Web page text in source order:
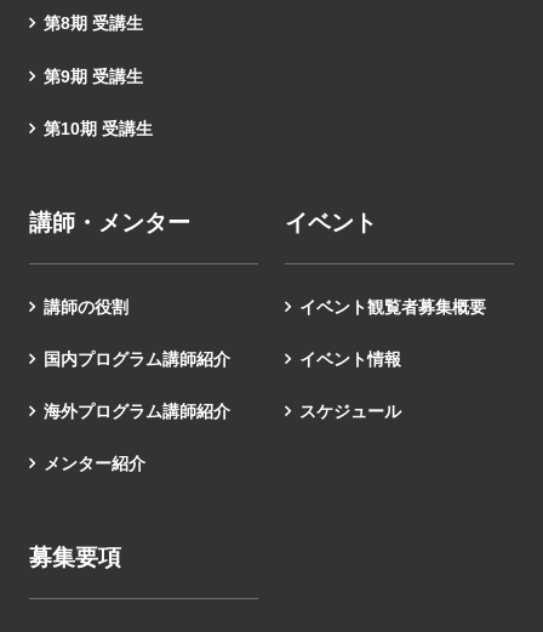
第8期 受講生
第9期 受講生
第10期 受講生
講師・メンター
講師の役割
国内プログラム講師紹介
海外プログラム講師紹介
メンター紹介
イベント
イベント観覧者募集概要
イベント情報
スケジュール
募集要項